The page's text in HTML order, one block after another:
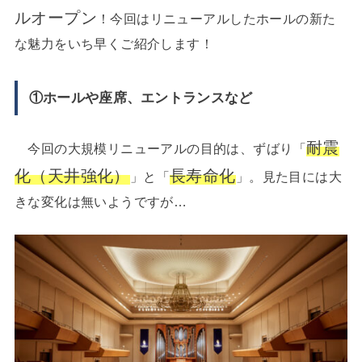
ルオープン ！今回はリニューアルしたホールの新た
な魅力をいち早くご紹介します！
①ホールや座席、エントランスなど
今回の大規模リニューアルの目的は、ずばり「耐震
化（天井強化）」と「長寿命化」。見た目には大
きな変化は無いようですが…